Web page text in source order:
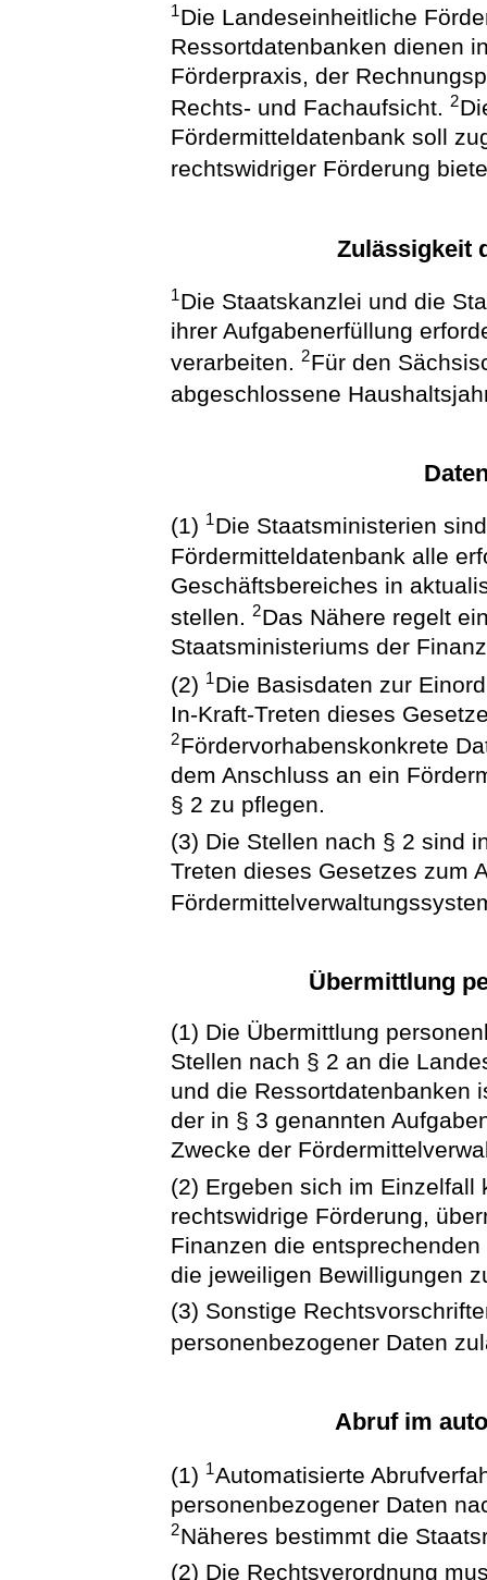
1Die Landeseinheitliche
Ressortdatenbanken dienen
Förderpraxis, der
Rechts- und Fachaufsicht.2
Fördermitteldatenbank soll
rechtswidriger Förderung
Zulässigkeit
1Die Staatskanzlei und die
ihrer Aufgabenerfüllung
verarbeiten.2Für den
abgeschlossene
(1) 1Die Staatsministerien
Fördermitteldatenbank alle
Geschäftsbereiches in
stellen.2Das Nähere regelt
Staatsministeriums der
(2) 1Die Basisdaten zur
In-Kraft-Treten dieses
2Fördervorhabenskonkrete
dem Anschluss an ein
§ 2 zu pflegen.
(3) Die Stellen nach § 2 sind
Treten dieses Gesetzes zum
Übermittlung
(1) Die Übermittlung
Stellen nach § 2 an die
und die Ressortdatenbanken
der in § 3 genannten
Zwecke der
(2) Ergeben sich im Einzelfall
rechtswidrige Förderung,
Finanzen die
die jeweiligen Bewilligungen
(3) Sonstige
personenbezogener Daten
Abruf im
(1) 1Automatisierte
personenbezogener Daten
2Näheres bestimmt die
(2) Die Rechtsverordnung